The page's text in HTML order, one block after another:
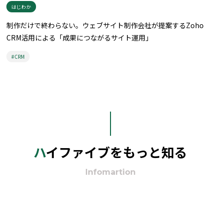
はじわか
制作だけで終わらない。ウェブサイト制作会社が提案するZoho
CRM活用による「成果につながるサイト運用」
#CRM
ハイファイブをもっと知る
Infomartion